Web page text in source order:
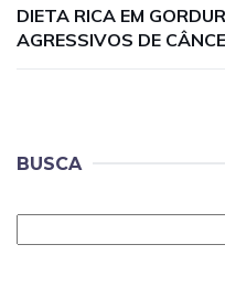
DIETA RICA EM
AGRESSIVOS DE
BUSCA